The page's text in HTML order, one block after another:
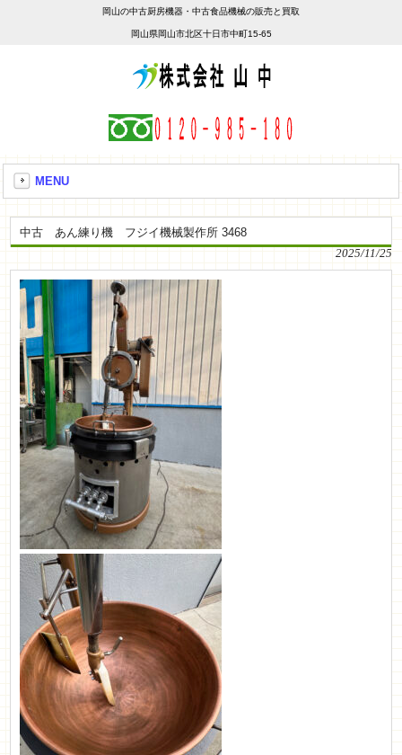
岡山の中古厨房機器・中古食品機械の販売と買取
岡山県岡山市北区十日市中町15-65
MENU
中古 あん練り機 フジイ機械製作所 3468
2025/11/25